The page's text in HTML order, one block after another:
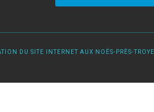
DU SITE INTERNET AUX NOËS-PRÈS-